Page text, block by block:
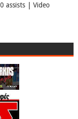
assists | Video